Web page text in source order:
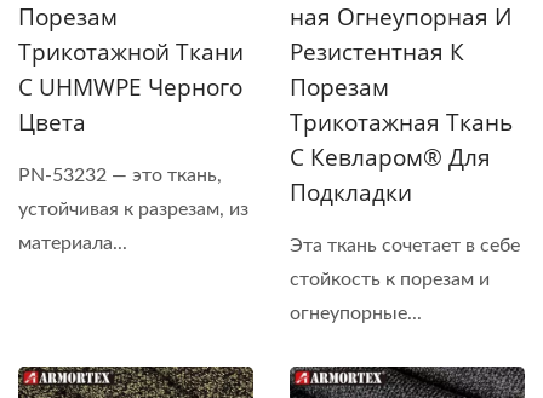
Порезам
Трикотажной Ткани
С UHMWPE Черного
Цвета
PN-53232 — это ткань,
устойчивая к разрезам, из
материала...
Ная Огнеупорная И
Резистентная К
Порезам
Трикотажная Ткань
С Кевларом® Для
Подкладки
Эта ткань сочетает в себе
стойкость к порезам и
огнеупорные...